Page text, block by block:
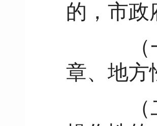
的，市政
（一
章、地方
（二